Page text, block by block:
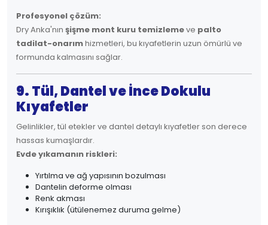
Profesyonel çözüm:
Dry Anka'nın şişme mont kuru temizlemeve palto
tadilat-onarımhizmetleri, bu kıyafetlerin uzun ömürlü ve
formunda kalmasını sağlar.
9. Tül, Dantel ve İnce Dokulu
Kıyafetler
Gelinlikler, tül etekler ve dantel detaylı kıyafetler son derece
hassas kumaşlardır.
Evde yıkamanın riskleri:
Yırtılma ve ağ yapısının bozulması
Dantelin deforme olması
Renk akması
Kırışıklık (ütülenemez duruma gelme)